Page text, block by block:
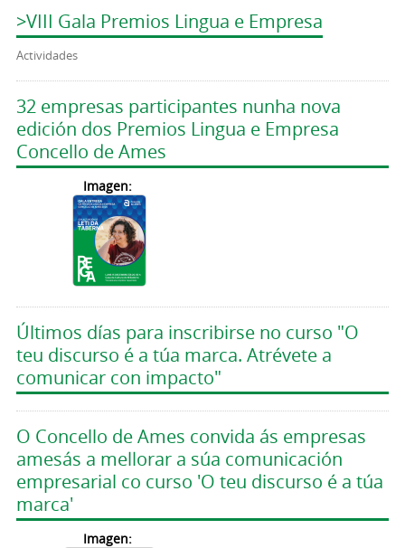
>VIII Gala Premios Lingua e Empresa
Actividades
32 empresas participantes nunha nova
edición dos Premios Lingua e Empresa
Concello de Ames
Imagen:
Últimos días para inscribirse no curso "O
teu discurso é a túa marca. Atrévete a
comunicar con impacto"
O Concello de Ames convida ás empresas
amesás a mellorar a súa comunicación
empresarial co curso 'O teu discurso é a túa
marca'
Imagen: